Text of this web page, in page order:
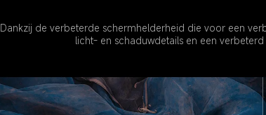
Dankzij de verbeterde schermhelderheid die voor een
licht- en schaduwdetails en een